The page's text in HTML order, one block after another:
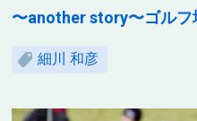
〜another story〜ゴルフ
細川 和彦